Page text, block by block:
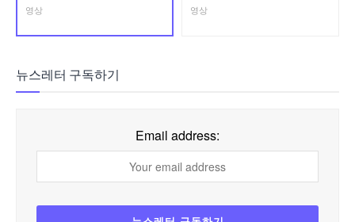
영상 영상
뉴스레터 구독하기
Email address: